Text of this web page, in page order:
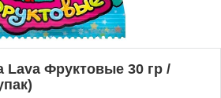
Фруктовые 30 гр /